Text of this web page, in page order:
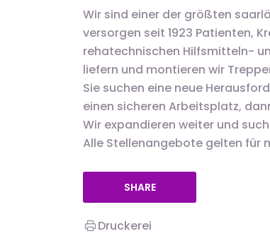
Wir sind einer der größten
versorgen seit 1923 Patienten,
rehatechnischen Hilfsmitteln-
liefern und montieren wir
Sie suchen eine neue
einen sicheren Arbeitsplatz,
Wir expandieren weiter und
Alle Stellenangebote gelten für
SHARE
Druckerei